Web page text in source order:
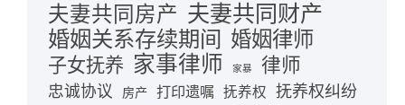
夫妻共同房产 夫妻共同财产
婚姻关系存续期间 婚姻律师
子女抚养 家事律师 家暴 律师
忠诚协议 房产 打印遗嘱 抚养权 抚养权纠纷